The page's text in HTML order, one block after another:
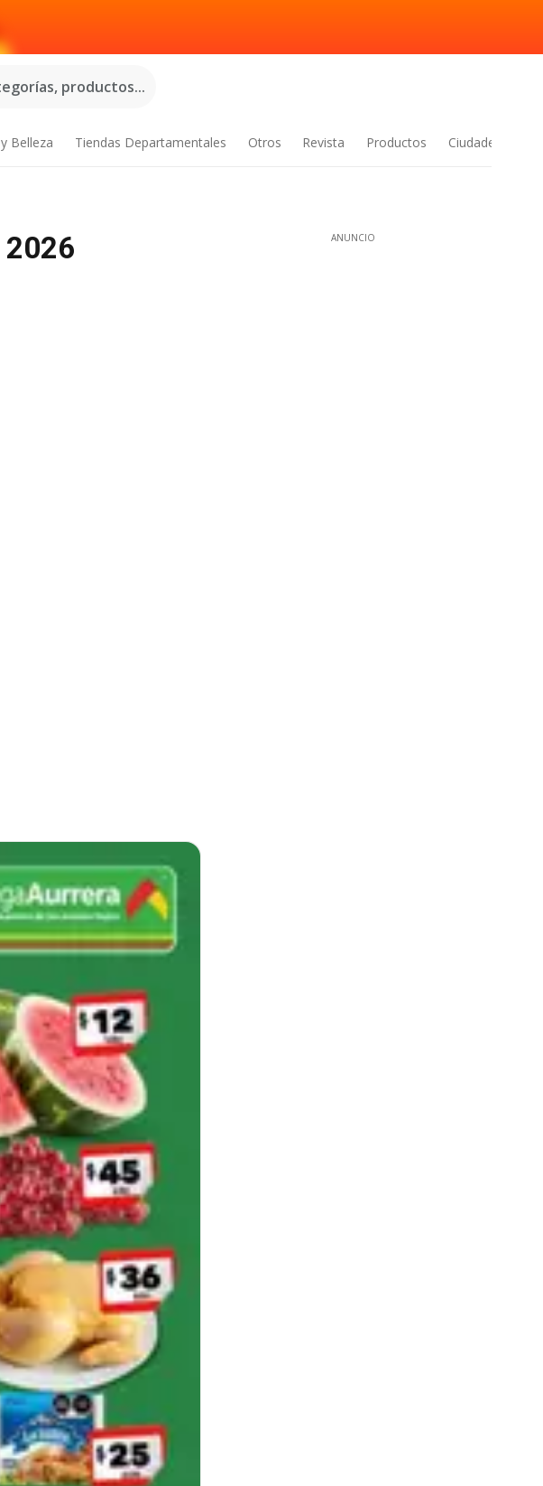
productos...
Belleza Tiendas Departamentales Otros Revista Productos Ciudades
ANUNCIO